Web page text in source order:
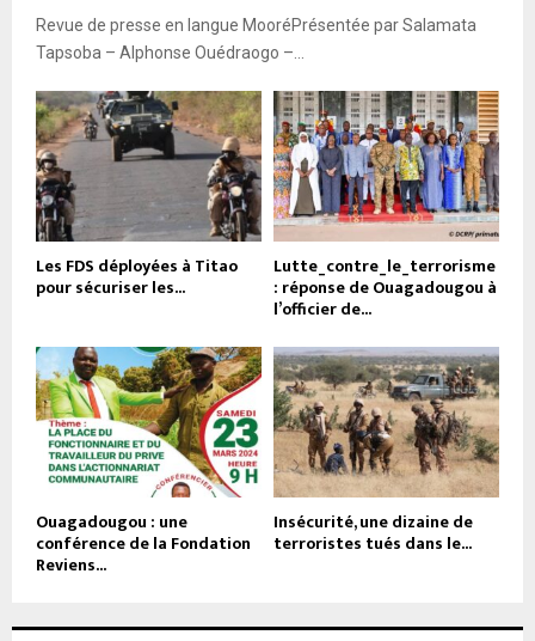
Revue de presse en langue MooréPrésentée par Salamata
Tapsoba – Alphonse Ouédraogo –...
Les FDS déployées à Titao
pour sécuriser les...
Lutte_contre_le_terrorisme
: réponse de Ouagadougou à
l’officier de...
Ouagadougou : une
conférence de la Fondation
Reviens...
Insécurité, une dizaine de
terroristes tués dans le...